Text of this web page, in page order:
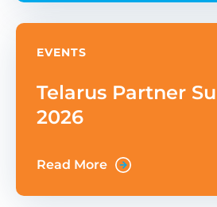
EVENTS
Telarus Partner
2026
Read More